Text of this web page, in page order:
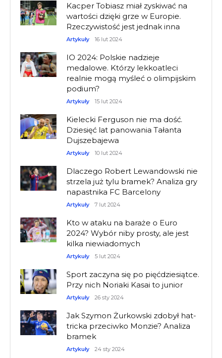
Kacper Tobiasz miał zyskiwać na
wartości dzięki grze w Europie.
Rzeczywistość jest jednak inna
Artykuły 16 lut 2024
IO 2024: Polskie nadzieje
medalowe. Którzy lekkoatleci
realnie mogą myśleć o olimpijskim
podium?
Artykuły 15 lut 2024
Kielecki Ferguson nie ma dość.
Dziesięć lat panowania Tałanta
Dujszebajewa
Artykuły 10 lut 2024
Dlaczego Robert Lewandowski nie
strzela już tylu bramek? Analiza gry
napastnika FC Barcelony
Artykuły 7 lut 2024
Kto w ataku na baraże o Euro
2024? Wybór niby prosty, ale jest
kilka niewiadomych
Artykuły 5 lut 2024
Sport zaczyna się po pięćdziesiątce.
Przy nich Noriaki Kasai to junior
Artykuły 26 sty 2024
Jak Szymon Żurkowski zdobył hat-
tricka przeciwko Monzie? Analiza
bramek
Artykuły 24 sty 2024